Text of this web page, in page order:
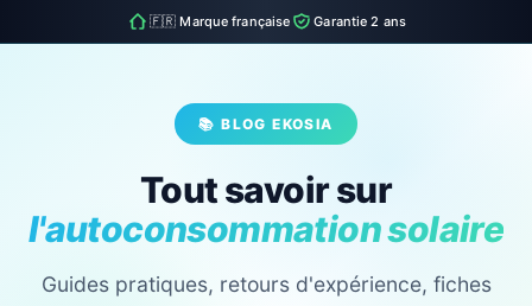
🇫🇷 Marque française Garantie 2 ans
📚 BLOG EKOSIA
Tout savoir sur
l'autoconsommation solaire
Guides pratiques, retours d'expérience, fiches